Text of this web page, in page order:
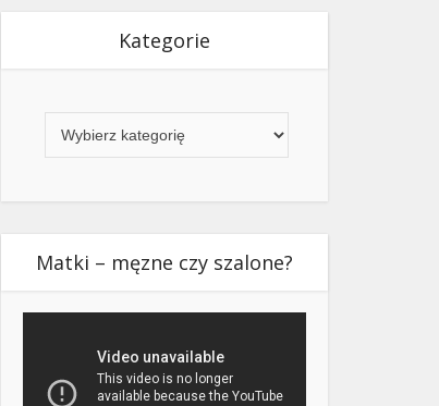
Kategorie
Matki – męzne czy szalone?